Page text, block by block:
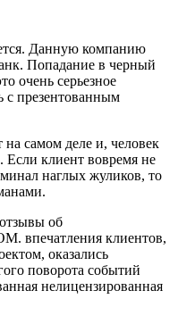
Данную компанию
Попадание в черный
очень серьезное
с презентованным
на самом деле и, человек
Если клиент вовремя не
наглых жуликов, то
об
впечатления клиентов,
оказались
поворота событий
нелицензированная